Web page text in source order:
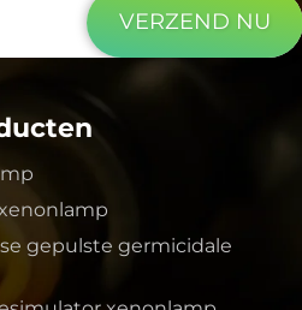
VERZEND NU
gepulste germicidale